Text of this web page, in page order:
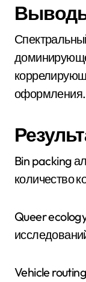
Спектральный анализ подтвердил наличие
оформления.
Bin packing
количество
Queer
Vehicle